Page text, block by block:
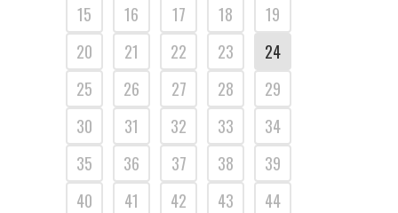
15
16 17 18
19
20
21 22 23
24
25
26 27 28
29
30
31 32 33
34
35
36 37 38
39
40
41 42 43
44